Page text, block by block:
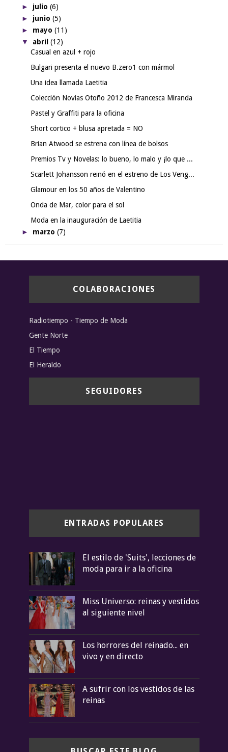
► julio (6)
► junio (5)
► mayo (11)
▼ abril (12)
Casual en azul + rojo
Bulgari presenta el nuevo B.zero1 con mármol
Una idea llamada Laetitia
Colección Novias Otoño 2012 de Francesca Miranda
Pastel y Graffiti para la oficina
Short cortico + blusa apretada = NO
Brian Atwood se estrena con línea de bolsos
Premios Tv y Novelas: lo bueno, lo malo y ¡lo que ...
Scarlett Johansson reinó en el estreno de Los Veng...
Glamour en los 50 años de Valentino
Onda de Mar, color para el sol
Moda en la inauguración de Laetitia
► marzo (7)
COLABORACIONES
Radiotiempo - Tiempo de Moda
Gente Norte
El Tiempo
El Heraldo
SEGUIDORES
ENTRADAS POPULARES
El estilo de 'Suits', lecciones de
moda para ir a la oficina
Miss Universo: reinas y vestidos
al siguiente nivel
Los horrores del reinado... en
vivo y en directo
A sufrir con los vestidos de las
reinas